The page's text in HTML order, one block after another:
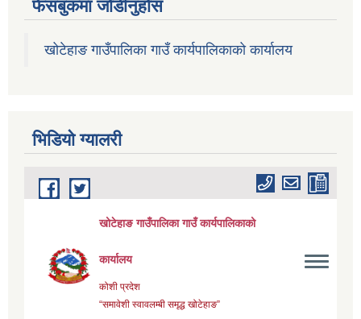
फेसबुकमा जोडीनुहोस
खोटेहाङ गाउँपालिका गाउँ कार्यपालिकाको कार्यालय
भिडियाे ग्यालरी